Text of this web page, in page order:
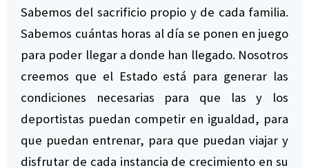
Sabemos del sacrificio propio y de cada familia.
Sabemos cuántas horas al día se ponen en juego
para poder llegar a donde han llegado. Nosotros
creemos que el Estado está para generar las
condiciones necesarias para que las y los
deportistas puedan competir en igualdad, para
que puedan entrenar, para que puedan viajar y
disfrutar de cada instancia de crecimiento en su